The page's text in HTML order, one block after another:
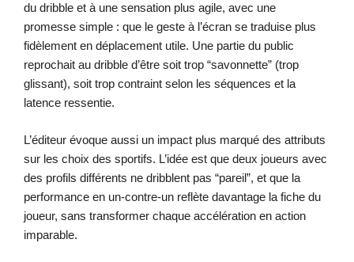
du dribble et à une sensation plus agile, avec une
promesse simple : que le geste à l’écran se traduise plus
fidèlement en déplacement utile. Une partie du public
reprochait au dribble d’être soit trop “savonnette” (trop
glissant), soit trop contraint selon les séquences et la
latence ressentie.
L’éditeur évoque aussi un impact plus marqué des attributs
sur les choix des sportifs. L’idée est que deux joueurs avec
des profils différents ne dribblent pas “pareil”, et que la
performance en un-contre-un reflète davantage la fiche du
joueur, sans transformer chaque accélération en action
imparable.